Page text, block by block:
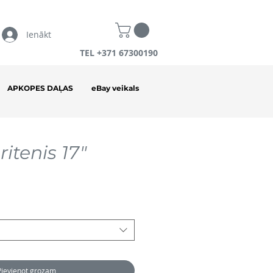
Ienākt
TEL +371 67300190
APKOPES DAĻAS eBay veikals
17"
grozam